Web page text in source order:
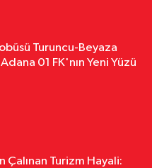
Turuncu-Beyaza
01 FK'nın Yeni Yüzü
Çalınan Turizm Hayali: